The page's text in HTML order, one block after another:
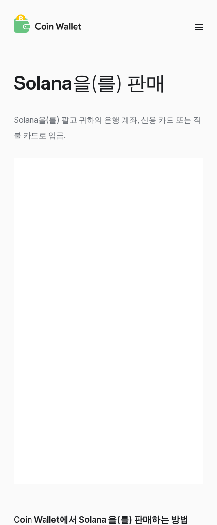
Solana을(를) 판매
Solana을(를) 팔고 귀하의 은행 계좌, 신용 카드 또는 직
불 카드로 입금.
Coin Wallet에서 Solana 을(를) 판매하는 방법